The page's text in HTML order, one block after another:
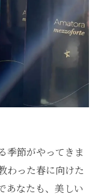
季節がやってきま
わった春に向けた
あなたも、美しい